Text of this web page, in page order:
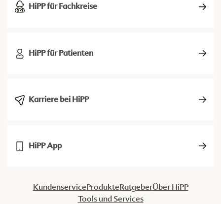
HiPP für Fachkreise
HiPP für Patienten
Karriere bei HiPP
HiPP App
KundenserviceProdukteRatgeberÜber HiPP
Tools und Services